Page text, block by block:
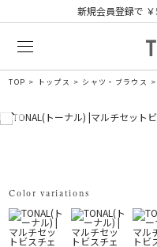
新規会員登録で
TOP トップス シャツ・ブラウス
Color variations